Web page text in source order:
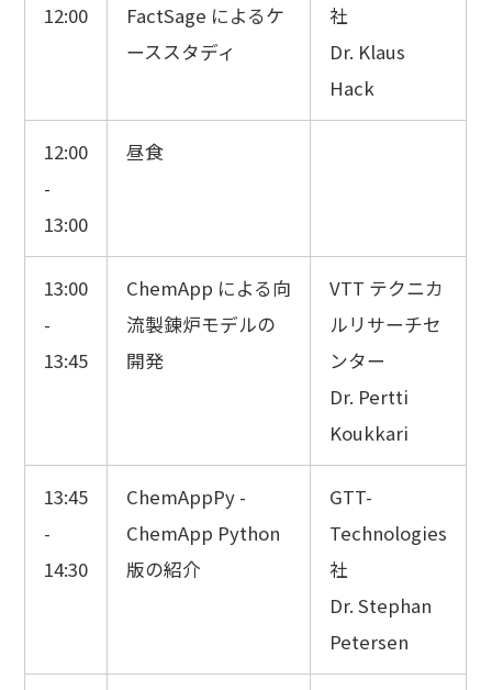
12:00
FactSage によるケ
ーススタディ
社
Dr. Klaus
Hack
12:00
-
13:00
昼食
13:00
-
13:45
ChemApp による向
流製錬炉モデルの
開発
VTT テクニカ
ルリサーチセ
ンター
Dr. Pertti
Koukkari
13:45
-
14:30
ChemAppPy -
ChemApp Python
版の紹介
GTT-
Technologies
社
Dr. Stephan
Petersen